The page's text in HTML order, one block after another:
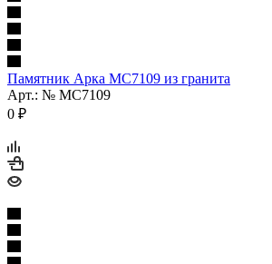
Памятник Арка МС7109 из гранита
Арт.: № МС7109
0 ₽